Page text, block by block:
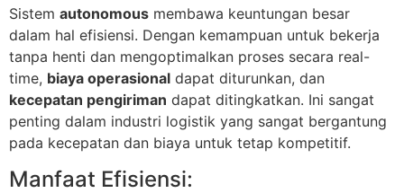
Sistem autonomous membawa keuntungan besar
dalam hal efisiensi. Dengan kemampuan untuk bekerja
tanpa henti dan mengoptimalkan proses secara real-
time, biaya operasional dapat diturunkan, dan
kecepatan pengiriman dapat ditingkatkan. Ini sangat
penting dalam industri logistik yang sangat bergantung
pada kecepatan dan biaya untuk tetap kompetitif.
Manfaat Efisiensi: